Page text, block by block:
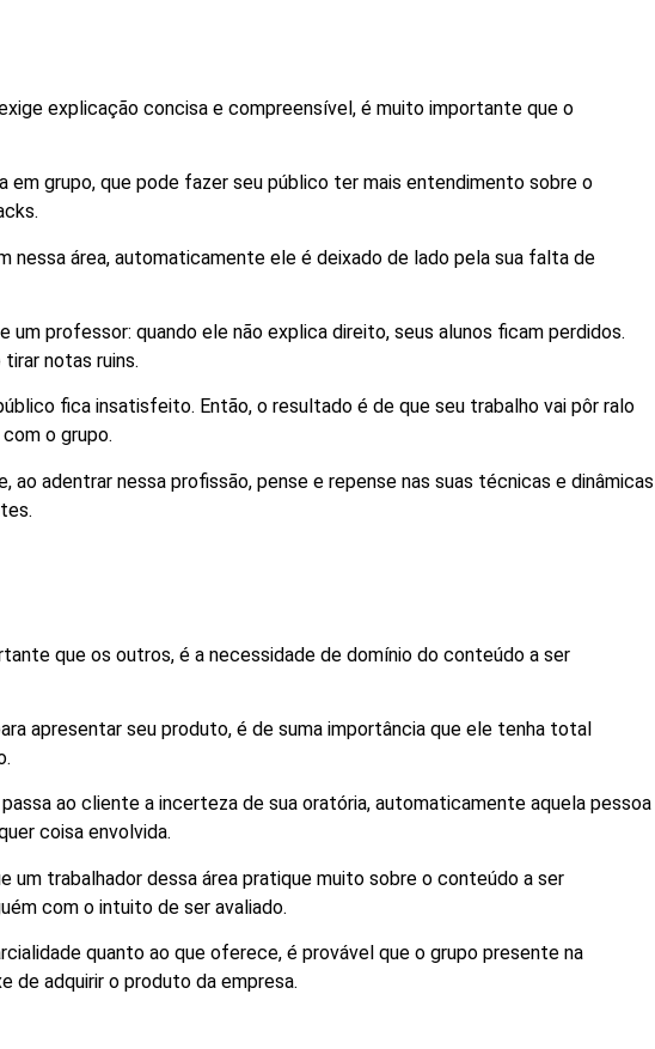
explicação concisa e compreensível, é muito importante que o
em grupo, que pode fazer seu público ter mais entendimento sobre o
nessa área, automaticamente ele é deixado de lado pela sua falta de
um professor: quando ele não explica direito, seus alunos ficam perdidos.
notas ruins.
fica insatisfeito. Então, o resultado é de que seu trabalho vai pôr ralo
o grupo.
ao adentrar nessa profissão, pense e repense nas suas técnicas e dinâmicas
que os outros, é a necessidade de domínio do conteúdo a ser
apresentar seu produto, é de suma importância que ele tenha total
ao cliente a incerteza de sua oratória, automaticamente aquela pessoa
coisa envolvida.
um trabalhador dessa área pratique muito sobre o conteúdo a ser
com o intuito de ser avaliado.
quanto ao que oferece, é provável que o grupo presente na
de adquirir o produto da empresa.